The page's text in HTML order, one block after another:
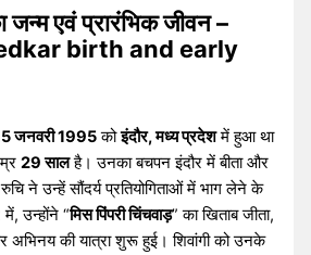
जन्म एवं प्रारंभिक जीवन –
birth and early
जनवरी 1995कोइंदौर, मध्य प्रदेशमें हुआ था
29 सालहै। उनका बचपन इंदौर में बीता और
ने उन्हें सौंदर्य प्रतियोगिताओं में भाग लेने के
उन्होंने “मिस पिंपरी चिंचवाड़” का खिताब जीता,
की यात्रा शुरू हुई। शिवांगी को उनके